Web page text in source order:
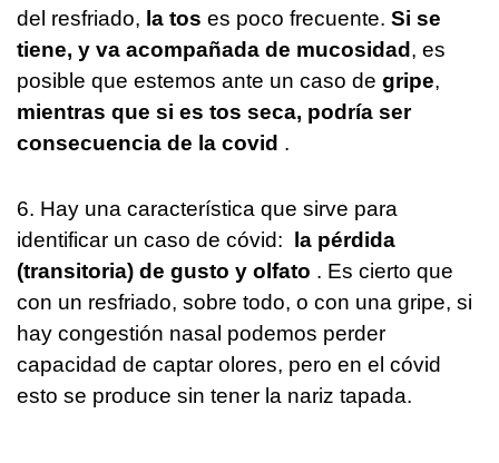
del resfriado, la tos es poco frecuente. Si se
tiene, y va acompañada de mucosidad, es
posible que estemos ante un caso de gripe,
mientras que si es tos seca, podría ser
consecuencia de la covid .
6. Hay una característica que sirve para
identificar un caso de cóvid: la pérdida
(transitoria) de gusto y olfato . Es cierto que
con un resfriado, sobre todo, o con una gripe, si
hay congestión nasal podemos perder
capacidad de captar olores, pero en el cóvid
esto se produce sin tener la nariz tapada.